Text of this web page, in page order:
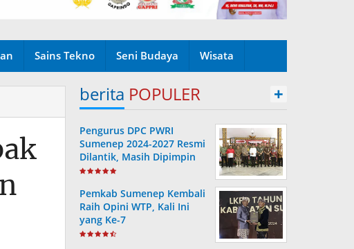
Sains Tekno Seni Budaya Wisata
berita POPULER +
Pengurus DPC PWRI
Sumenep 2024-2027 Resmi
Dilantik, Masih Dipimpin
Rusydiyono
Pemkab Sumenep Kembali
Raih Opini WTP, Kali Ini
yang Ke-7